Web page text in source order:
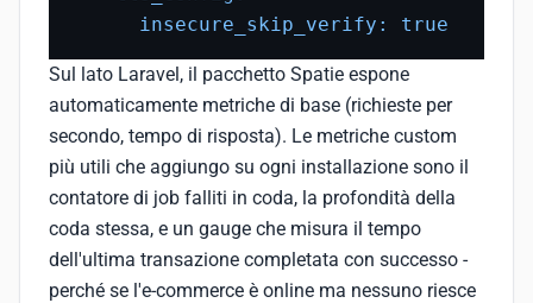
insecure_skip_verify:
true
Sul lato Laravel, il pacchetto Spatie espone
automaticamente metriche di base (richieste per
secondo, tempo di risposta). Le metriche custom
più utili che aggiungo su ogni installazione sono il
contatore di job falliti in coda, la profondità della
coda stessa, e un gauge che misura il tempo
dell'ultima transazione completata con successo -
perché se l'e-commerce è online ma nessuno riesce